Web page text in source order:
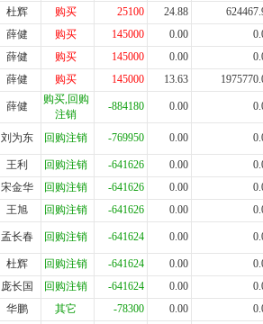
杜辉 购买 25100 24.88
薛健 购买 145000 0.00
薛健 购买 145000 0.00
薛健 购买 145000 13.63
薛健
购买,回购
注销
-884180 0.00
刘为东 回购注销 -769950 0.00
王利 回购注销 -641626 0.00
宋金华 回购注销 -641626 0.00
王旭 回购注销 -641626 0.00
孟长春 回购注销 -641624 0.00
杜辉 回购注销 -641624 0.00
庞长国 回购注销 -641624 0.00
华鹏 其它 -78300 0.00